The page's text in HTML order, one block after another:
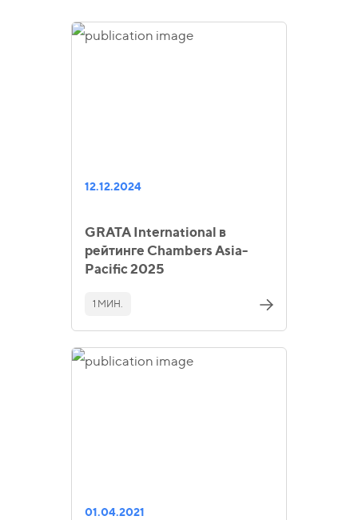
12.12.2024
GRATA International в
рейтинге Chambers Asia-
Pacific 2025
1 МИН.
01.04.2021